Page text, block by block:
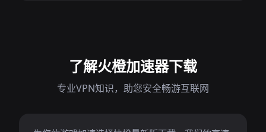
了解火橙加速器下载
专业VPN知识，助您安全畅游互联网